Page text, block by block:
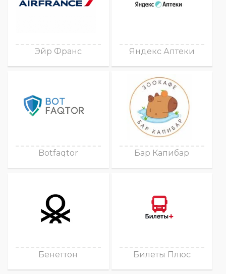
Эйр Франс Яндекс Аптеки
Botfaqtor Бар Капибар
Бенеттон Билеты Плюс